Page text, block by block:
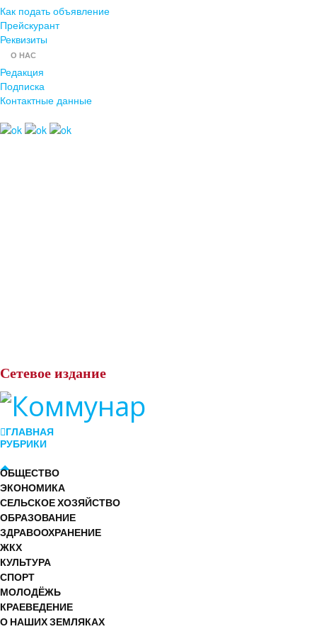
Как подать объявление
Прейскурант
Реквизиты
О НАС
Редакция
Подписка
Контактные данные
Сетевое издание
ГЛАВНАЯ
РУБРИКИ
ОБЩЕСТВО
ЭКОНОМИКА
СЕЛЬСКОЕ ХОЗЯЙСТВО
ОБРАЗОВАНИЕ
ЗДРАВООХРАНЕНИЕ
ЖКХ
КУЛЬТУРА
СПОРТ
МОЛОДЁЖЬ
КРАЕВЕДЕНИЕ
О НАШИХ ЗЕМЛЯКАХ